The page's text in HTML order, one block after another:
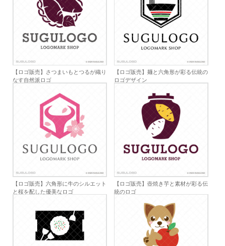
【ロゴ販売】さつまいもとつるが織り
なす自然派ロゴ
【ロゴ販売】麺と六角形が彩る伝統の
ロゴデザイン
【ロゴ販売】六角形に牛のシルエット
と桜を配した優美なロゴ
【ロゴ販売】壺焼き芋と素材が彩る伝
統のロゴ